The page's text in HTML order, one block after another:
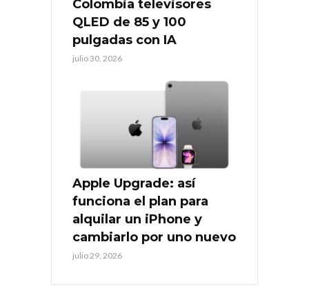
Colombia televisores
QLED de 85 y 100
pulgadas con IA
julio 30, 2026
Apple Upgrade: así
funciona el plan para
alquilar un iPhone y
cambiarlo por uno nuevo
julio 29, 2026